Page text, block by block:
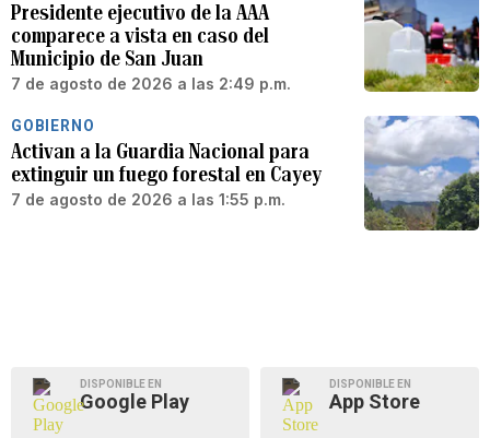
Presidente ejecutivo de la AAA
comparece a vista en caso del
Municipio de San Juan
7 de agosto de 2026 a las 2:49 p.m.
GOBIERNO
Activan a la Guardia Nacional para
extinguir un fuego forestal en Cayey
7 de agosto de 2026 a las 1:55 p.m.
DISPONIBLE EN
Google Play
DISPONIBLE EN
App Store